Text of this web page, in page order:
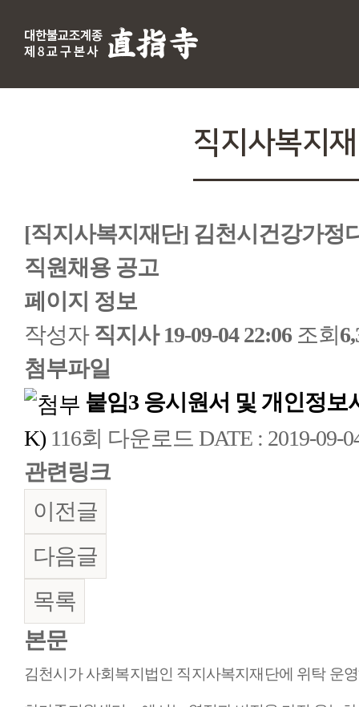
직지사복지
[직지사복지재단] 김천시건강가정
직원채용 공고
페이지 정보
작성자 직지사 19-09-04 22:06조회
첨부파일
붙임3 응시원서 및 개인정보
K) 116회 다운로드 DATE : 2019-09-
관련링크
이전글
다음글
목록
본문
김천시가 사회복지법인 직지사복지재단에 위탁 운